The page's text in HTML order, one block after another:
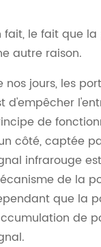
fait, le fait que
autre raison.
nos jours, les
d'empêcher
de
côté, captée
infrarouge
de la
que la
de